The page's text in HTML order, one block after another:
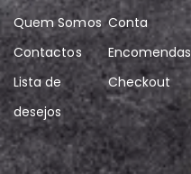
Quem Somos
Contactos
Lista de
desejos
Conta
Encomendas
Checkout